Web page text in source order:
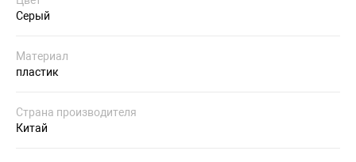
Серый
Материал
пластик
Страна производителя
Китай